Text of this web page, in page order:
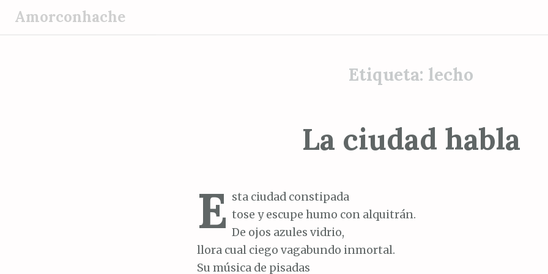
Amorconhache
Etiqueta: lecho
La ciudad habla
E sta ciudad constipada
tose y escupe humo con alquitrán.
De ojos azules vidrio,
llora cual ciego vagabundo inmortal.
Su música de pisadas